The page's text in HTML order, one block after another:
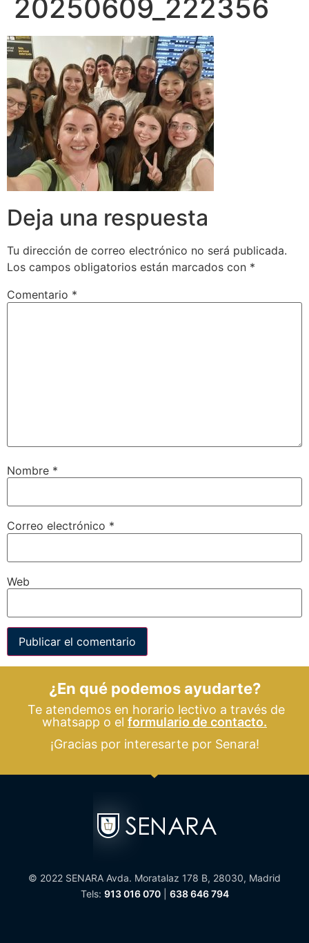
20250609_222356
Deja una respuesta
Tu dirección de correo electrónico no será publicada.
Los campos obligatorios están marcados con *
Comentario *
Nombre *
Correo electrónico *
Web
¿En qué podemos ayudarte?
Te atendemos en horario lectivo a través de
whatsapp o el formulario de contacto.
¡Gracias por interesarte por Senara!
© 2022 SENARA Avda. Moratalaz 178 B, 28030, Madrid
Tels: 913 016 070| 638 646 794